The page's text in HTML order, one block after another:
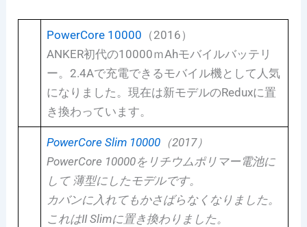
PowerCore 10000 （2016）
ANKER初代の10000ｍAhモバイルバッテリ
ー。2.4Aで充電できるモバイル機として人気
になりました。現在は新モデルのReduxに置
き換わっています。
PowerCore Slim 10000 （2017）
PowerCore 10000をリチウムポリマー電池に
して 薄型にしたモデルです。
カバンに入れてもかさばらなくなりました。
これはII Slimに置き換わりました。